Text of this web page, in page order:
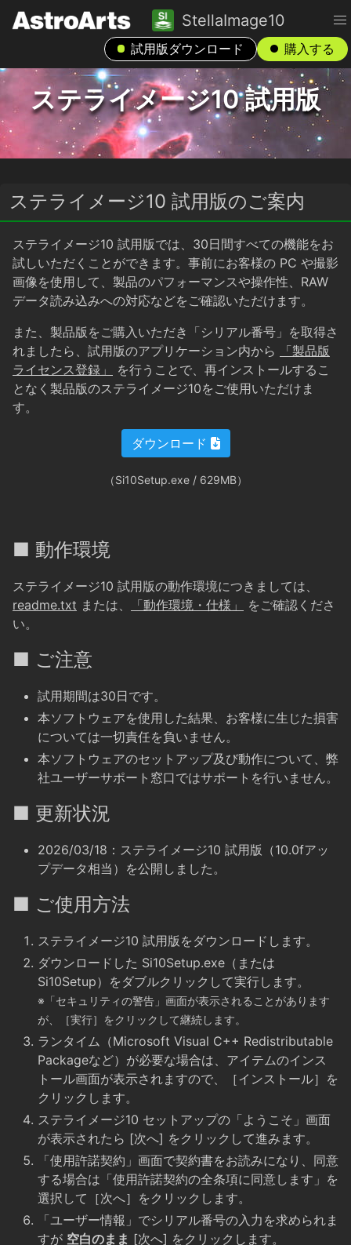
StellaImage10
試用版ダウンロード 購入する
ステライメージ10 試用版
ステライメージ10 試用版のご案内
ステライメージ10 試用版では、30日間すべての機能をお
試しいただくことができます。事前にお客様の PC や撮影
画像を使用して、製品のパフォーマンスや操作性、RAW
データ読み込みへの対応などをご確認いただけます。
また、製品版をご購入いただき「シリアル番号」を取得さ
れましたら、試用版のアプリケーション内から
「製品版
ライセンス登録」
を行うことで、再インストールするこ
となく製品版のステライメージ10をご使用いただけま
す。
ダウンロード
（Si10Setup.exe / 629MB）
■ 動作環境
ステライメージ10 試用版の動作環境につきましては、
readme.txt または、 「動作環境・仕様」
をご確認くださ
い。
■ ご注意
試用期間は30日です。
本ソフトウェアを使用した結果、お客様に生じた損害
については一切責任を負いません。
本ソフトウェアのセットアップ及び動作について、弊
社ユーザーサポート窓口ではサポートを行いません。
■ 更新状況
2026/03/18：ステライメージ10 試用版（10.0fアッ
プデータ相当）を公開しました。
■ ご使用方法
ステライメージ10 試用版をダウンロードします。
ダウンロードした Si10Setup.exe（または
Si10Setup）をダブルクリックして実行します。
※「セキュリティの警告」画面が表示されることがあります
が、［実行］をクリックして継続します。
ランタイム（Microsoft Visual C++ Redistributable
Packageなど）が必要な場合は、アイテムのインス
トール画面が表示されますので、［インストール］を
クリックします。
ステライメージ10 セットアップの「ようこそ」画面
が表示されたら [次へ] をクリックして進みます。
「使用許諾契約」画面で契約書をお読みになり、同意
する場合は「使用許諾契約の全条項に同意します」を
選択して［次へ］をクリックします。
「ユーザー情報」でシリアル番号の入力を求められま
すが 空白のまま [次へ] をクリックします。